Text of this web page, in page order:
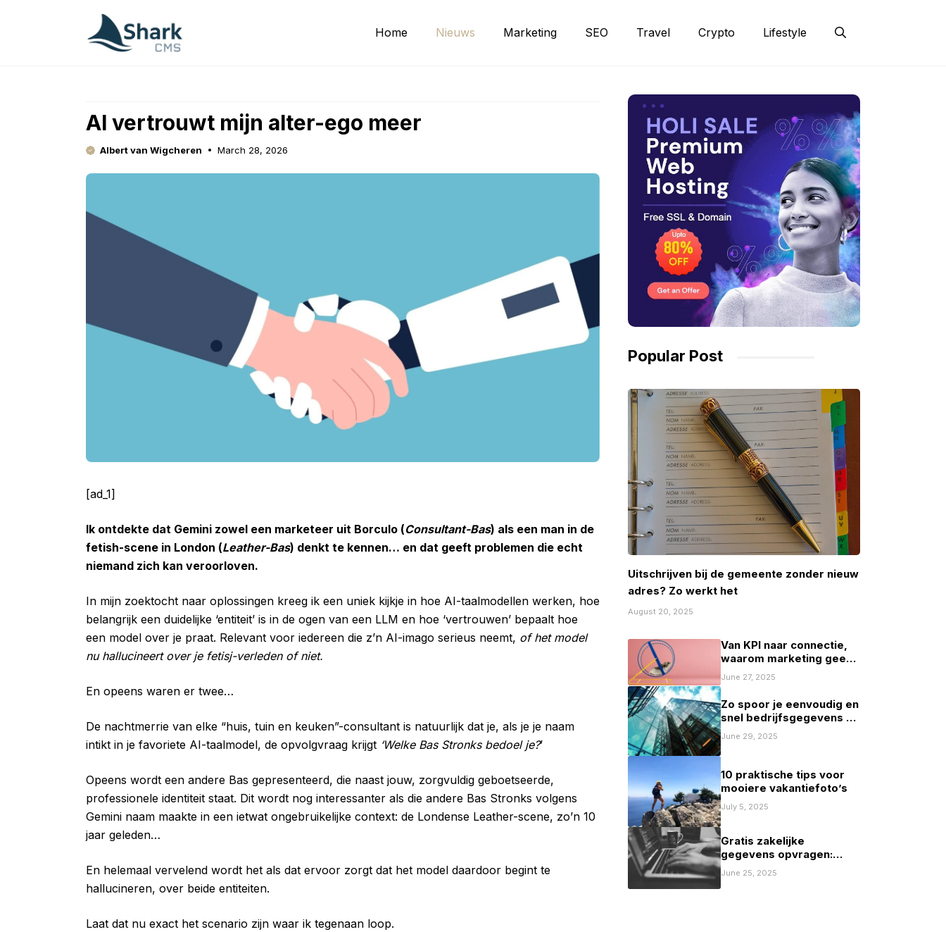
Home Nieuws Marketing SEO Travel Crypto Lifestyle
AI vertrouwt mijn alter-ego meer
Albert van Wigcheren March 28, 2026
[ad_1]
Ik ontdekte dat Gemini zowel een marketeer uit Borculo (Consultant-Bas) als een man in de
fetish-scene in London (Leather-Bas) denkt te kennen… en dat geeft problemen die echt
niemand zich kan veroorloven.
In mijn zoektocht naar oplossingen kreeg ik een uniek kijkje in hoe AI-taalmodellen werken, hoe
belangrijk een duidelijke ‘entiteit’ is in de ogen van een LLM en hoe ‘vertrouwen’ bepaalt hoe
een model over je praat. Relevant voor iedereen die z’n AI-imago serieus neemt, of het model
nu hallucineert over je fetisj-verleden of niet.
En opeens waren er twee…
De nachtmerrie van elke “huis, tuin en keuken”-consultant is natuurlijk dat je, als je je naam
intikt in je favoriete AI-taalmodel, de opvolgvraag krijgt ‘Welke Bas Stronks bedoel je?’
Opeens wordt een andere Bas gepresenteerd, die naast jouw, zorgvuldig geboetseerde,
professionele identiteit staat. Dit wordt nog interessanter als die andere Bas Stronks volgens
Gemini naam maakte in een ietwat ongebruikelijke context: de Londense Leather-scene, zo’n 10
jaar geleden…
En helemaal vervelend wordt het als dat ervoor zorgt dat het model daardoor begint te
hallucineren, over beide entiteiten.
Laat dat nu exact het scenario zijn waar ik tegenaan loop.
Popular Post
Uitschrijven bij de gemeente zonder nieuw
adres? Zo werkt het
August 20, 2025
Van KPI naar connectie,
waarom marketing geen
spelletje scoren mag zijn
June 27, 2025
Zo spoor je eenvoudig en
snel bedrijfsgegevens op
in Nederland
June 29, 2025
10 praktische tips voor
mooiere vakantiefoto’s
July 5, 2025
Gratis zakelijke
gegevens opvragen:
mogelijkheden en
beperkingen
June 25, 2025